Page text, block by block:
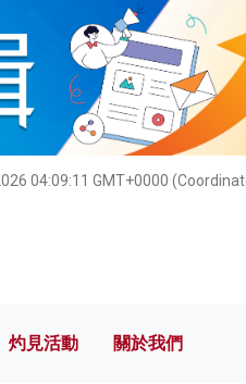
04:09:12 GMT+0000
灼見活動 關於我們
灼見活動 關於我們